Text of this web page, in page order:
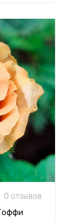
0 отзывов